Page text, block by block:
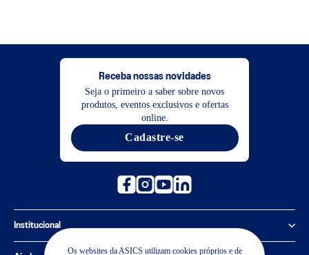
Os websites da ASICS utilizam cookies próprios e de
Receba nossas novidades
Seja o primeiro a saber sobre novos
produtos, eventos exclusivos e ofertas
online.
Cadastre-se
Institucional
Política de Privacidade